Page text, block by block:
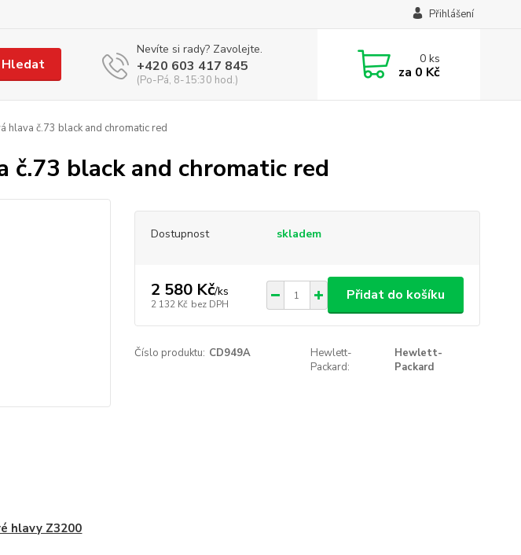
Přihlášení
Hledat
Nevíte si rady? Zavolejte.
+420 603 417 845
(Po-Pá, 8-15:30 hod.)
0ks
za 0 Kč
hlava č.73 black and chromatic red
č.73 black and chromatic red
Dostupnost skladem
2 580 Kč/ks
2 132 Kč bez DPH
Přidat do košíku
Číslo produktu: CD949A
Hewlett-
Packard:
Hewlett-
Packard
hlavy Z3200